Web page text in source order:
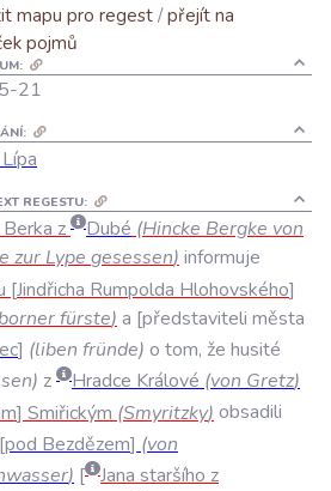
mapu pro regest/přejít na
pojmů
21
REGESTU:
Berka z Dubé (Hincke Bergke von
zur Lype gesessen) informuje
Jindřicha Rumpolda Hlohovského
fürste) a představiteli města
(liben fründe) o tom, že husité
) z Hradce Králové (von Gretz)
Smiřickým (Smyritzky) obsadili
pod Bezdězem (von
) Jana staršího z